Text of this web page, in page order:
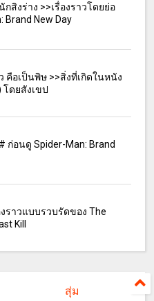
สิงร่าง >>เรื่องราวโดยย่อ
Brand New Day
คือเป็นพิษ >>สิ่งที่เกิดในหนัง
โดยสังเขป
ก่อนดู Spider-Man: Brand
ราวแบบรวบรัดของ The
Kill
สุ่ม